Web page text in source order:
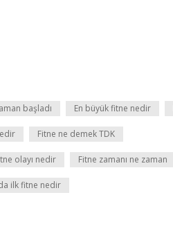
başladı En büyük fitne nedir
Fitne ne demek TDK
olayı nedir Fitne zamanı ne zaman
ilk fitne nedir